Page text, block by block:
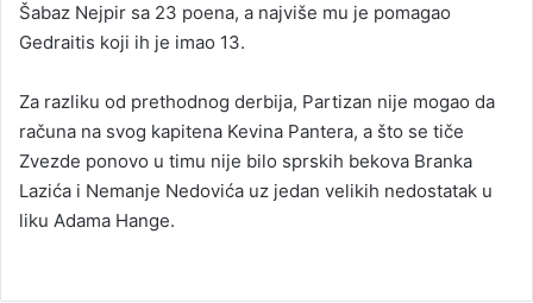
Šabaz Nejpir sa 23 poena, a najviše mu je pomagao
Gedraitis koji ih je imao 13.
Za razliku od prethodnog derbija, Partizan nije mogao da
računa na svog kapitena Kevina Pantera, a što se tiče
Zvezde ponovo u timu nije bilo sprskih bekova Branka
Lazića i Nemanje Nedovića uz jedan velikih nedostatak u
liku Adama Hange.